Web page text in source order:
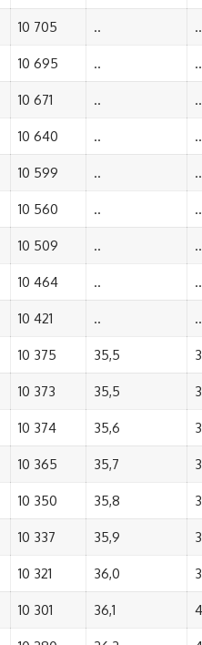
10 705 .. ..
10 695 .. ..
10 671 .. ..
10 640 .. ..
10 599 .. ..
10 560 .. ..
10 509 .. ..
10 464 .. ..
10 421 .. ..
10 375 35,5
10 373 35,5
10 374 35,6
10 365 35,7
10 350 35,8
10 337 35,9
10 321 36,0
10 301 36,1